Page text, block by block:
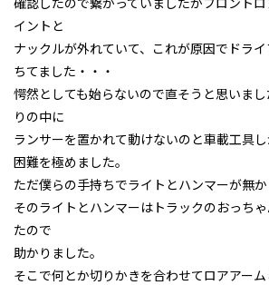
イントと
ナックルが外れていて、これが原因でドラ
ちてました・・・
愕然としても始らないので直そうと思いま
りの中に
ランサーを置かれて動けないのと車載工具
困難を極めました。
ただ僕らの手持ちでライトとハンマーが無
そのライトとハンマーはトラックのおっち
たので
助かりました。
そこで何とか切りかきを合わせてロアアー